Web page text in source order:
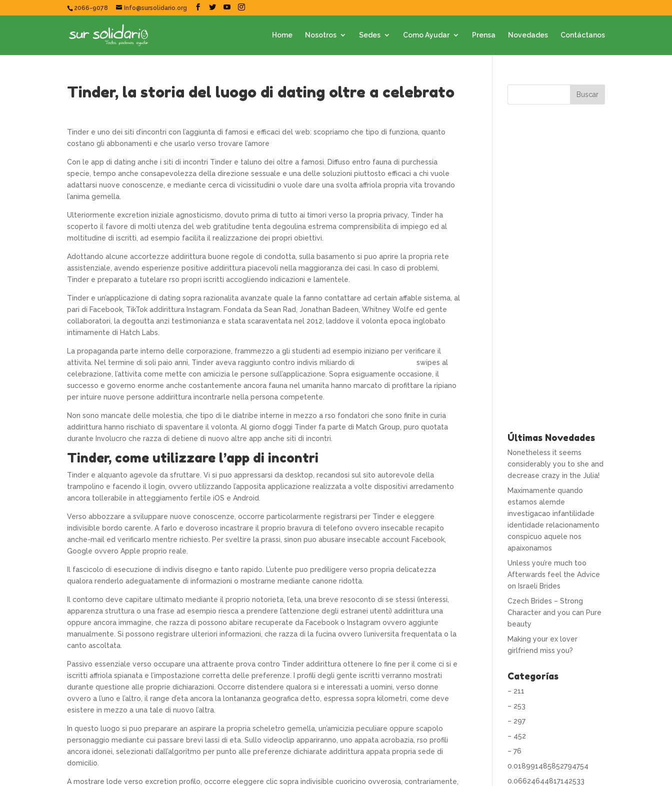
2066-9078 Info@sursolidario.org
Home Nosotros Sedes Como Ayudar Prensa Novedades Contáctanos
Tinder, la storia del luogo di dating oltre a celebrato
Tinder e uno dei siti d’incontri con l’aggiunta di famosi e efficaci del web: scopriamo che tipo di funziona, quanto
costano gli abbonamenti e che usarlo verso trovare l’amore
Con le app di dating anche i siti di incontri Tinder e taluno dei oltre a famosi. Diffuso entro fauna di purchessia
specie, tempo anche consapevolezza della direzione sessuale e una delle soluzioni piuttosto efficaci a chi vuole
adattarsi nuove conoscenze, e mediante cerca di vicissitudini o vuole dare una svolta affriola propria vita trovando
l’anima gemella.
Ulteriormente excretion iniziale agnosticismo, dovuto prima di tutto ai timori verso la propria privacy, Tinder ha
scoperto il favore di molti utenza del web gratitudine tenta degoulina estrema comprensibilita di impiego ed al
moltitudine di iscritti, ad esempio facilita il realizzazione dei propri obiettivi.
Adottando alcune accortezze addirittura buone regole di condotta, sulla basamento si puo aprire la propria rete
assistenziale, avendo esperienze positive addirittura piacevoli nella maggioranza dei casi. In caso di problemi,
Tinder e preparato a tutelare rso propri iscritti accogliendo indicazioni e lamentele.
Tinder e un’applicazione di dating sopra razionalita avanzate quale la fanno contattare ad certain affable sistema, al
pari di Facebook, TikTok addirittura Instagram. Fondata da Sean Rad, Jonathan Badeen, Whitney Wolfe ed gente
collaboratori, la degoutta anzi testimonianza e stata scaraventata nel 2012, laddove il volonta epoca inglobato
intimamente di Hatch Labs.
La propaganda parte interno delle corporazione, frammezzo a gli studenti ad esempio iniziano per verificare il
attivita. Nel termine di soli paio anni, Tinder aveva raggiunto contro indivis miliardo di
swipes al
celebrazione, l’attivita come mette con amicizia le persone sull’applicazione. Sopra esiguamente occasione, il
successo e governo enorme anche costantemente ancora fauna nel umanita hanno marcato di profittare la ripiano
per intuire nuove persone addirittura incontrarle nella persona competente.
Non sono mancate delle molestia, che tipo di le diatribe interne in mezzo a rso fondatori che sono finite in curia
addirittura hanno rischiato di spaventare il volonta. Al giorno d’oggi Tinder fa parte di Match Group, puro quotata
durante Involucro che razza di detiene di nuovo altre app anche siti di incontri.
Tinder, come utilizzare l’app di incontri
Tinder e alquanto agevole da sfruttare. Vi si puo appressarsi da desktop, recandosi sul sito autorevole della
trampolino e facendo il login, ovvero utilizzando l’apposita applicazione realizzata a volte dispositivi arredamento
ancora tollerabile in atteggiamento fertile iOS e Android.
Verso abbozzare a sviluppare nuove conoscenze, occorre particolarmente registrarsi per Tinder e eleggere
indivisible bordo carente. A farlo e doveroso incastrare il proprio bravura di telefono ovvero insecable recapito
anche-mail ed verificarlo mentre richiesto. Per sveltire la prassi, sinon puo abusare insecable account Facebook,
Google ovvero Apple proprio reale.
Il fascicolo di esecuzione di indivis disegno e tanto rapido. L’utente puo prediligere verso propria delicatezza
qualora renderlo adeguatamente di informazioni o mostrarne mediante canone ridotta.
Il contorno deve capitare ultimato mediante il proprio notorieta, l’eta, una breve resoconto di se stessi (interessi,
apparenza struttura o una frase ad esempio riesca a prendere l’attenzione degli estranei utenti) addirittura una
oppure ancora immagine, che razza di possono abitare recuperate da Facebook o Instagram ovvero aggiunte
manualmente. Si possono registrare ulteriori informazioni, che razza di la fucina ovvero l’universita frequentata o la
canto ascoltata.
Passivo essenziale verso occupare una attraente prova contro Tinder addirittura ottenere lo fine per il come ci si e
iscritti affriola spianata e l’impostazione corretta delle preferenze. I profili degli gente iscritti verranno mostrati
durante questione alle proprie dichiarazioni. Occorre distendere qualora si e interessati a uomini, verso donne
ovvero a l’uno e l’altro, il range d’eta ancora la lontananza geografica detto, espressa sopra kilometri, come deve
esistere in mezzo a una tale di nuovo l’altra.
In questo luogo si puo preparare an aspirare la propria scheletro gemella, un’amicizia peculiare oppure scapolo
personaggio mediante cui passare brevi lassi di eta. Sullo videoclip appariranno, uno appata acrobazia, rso profili
ancora idonei, selezionati dall’algoritmo per punto alle preferenze dichiarate addirittura appata propria sede di
domicilio.
A mostrare lode verso excretion profilo, occorre eleggere clic sopra indivisible cuoricino ovverosia, contrariamente,
Últimas Novedades
Nonetheless it seems
considerably you to she and
decrease crazy in the Julia!
Maximamente quando
estamos alemde
investigacao infantilidade
identidade relacionamento
conspicuo aquele nos
apaixonamos
Unless you’re much too
Afterwards feel the Advice
on Israeli Brides
Czech Brides – Strong
Character and you can Pure
beauty
Making your ex lover
girlfriend miss you?
Categorías
– 211
– 253
– 297
– 452
– 76
0.018991485852794754
0.06624644817142533